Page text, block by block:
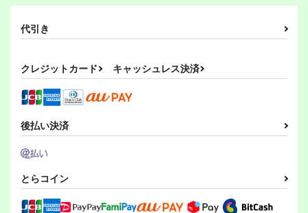
代引き
クレジットカード キャッシュレス決済
後払い決済
とらコイン